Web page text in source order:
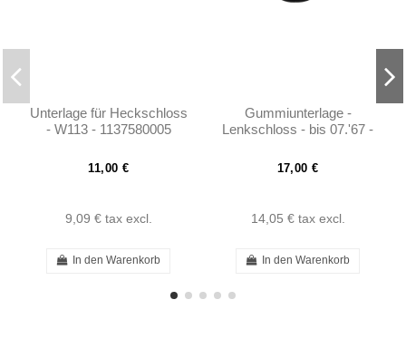
Unterlage für Heckschloss
- W113 - 1137580005
11,00 €
9,09 € tax excl.
In den Warenkorb
Gummiunterlage -
Lenkschloss - bis 07.'67 -
W113
17,00 €
14,05 € tax excl.
In den Warenkorb